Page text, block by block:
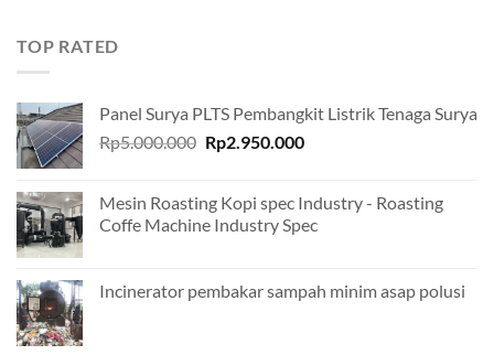
TOP RATED
Panel Surya PLTS Pembangkit Listrik Tenaga Surya
Rp5.000.000 Original
Rp5.000.000.
Rp2.950.000Current
Rp2.950.000.
Mesin Roasting Kopi spec Industry - Roasting
Coffe Machine Industry Spec
Incinerator pembakar sampah minim asap polusi